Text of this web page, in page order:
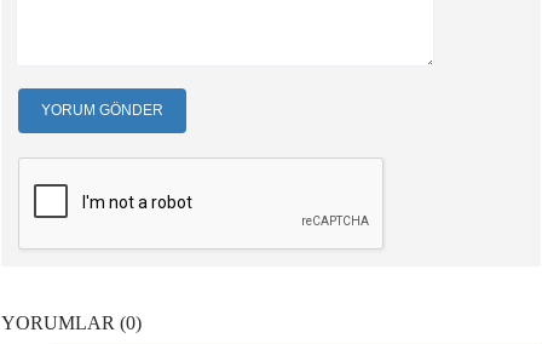
YORUM GÖNDER
YORUMLAR (0)